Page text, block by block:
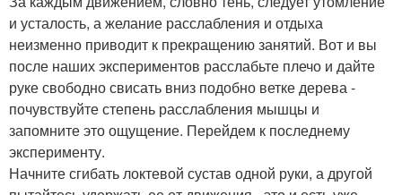
и усталость, а желание расслабления и отдыха
неизменно приводит к прекращению занятий. Вот и вы
после наших экспериментов расслабьте плечо и дайте
руке свободно свисать вниз подобно ветке дерева -
почувствуйте степень расслабления мышцы и
запомните это ощущение. Перейдем к последнему
эксперименту.
Начните сгибать локтевой сустав одной руки, а другой